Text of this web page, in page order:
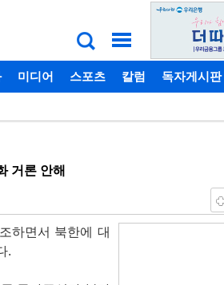
미디어 스포츠 칼럼 독자게시판
거론 안해
하면서 북한에 대
.